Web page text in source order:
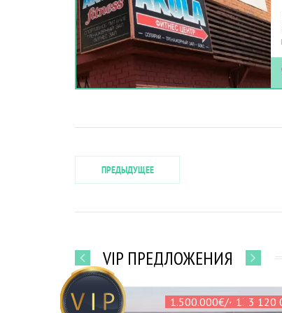
ПРЕДЫДУЩЕЕ
VIP ПРЕДЛОЖЕНИЯ
1.500.000€/4.821.600
1 650
1 200
2 500
131 000
400
447
3 120